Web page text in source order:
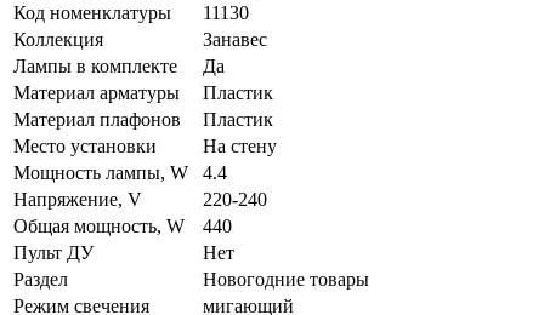
Код номенклатуры
11130
Коллекция
Занавес
Лампы в комплекте
Да
Материал арматуры
Пластик
Материал плафонов
Пластик
Место установки
На стену
Мощность лампы, W
4.4
Напряжение, V
220-240
Общая мощность, W
440
Пульт ДУ
Нет
Раздел
Новогодние товары
Режим свечения
мигающий